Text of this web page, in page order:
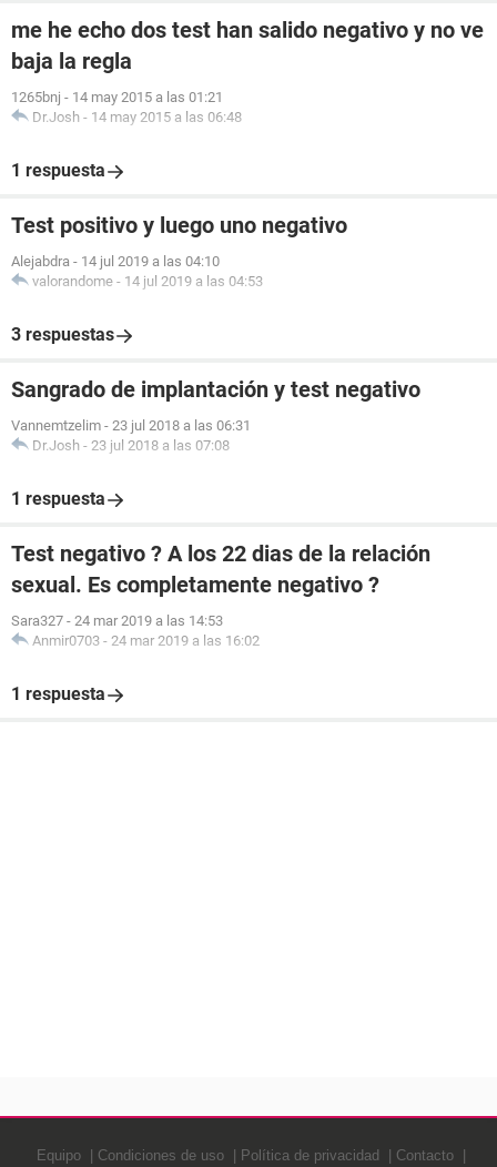
me he echo dos test han salido negativo y no ve
baja la regla
1265bnj - 14 may 2015 a las 01:21
Dr.Josh - 14 may 2015 a las 06:48
1 respuesta
Test positivo y luego uno negativo
Alejabdra - 14 jul 2019 a las 04:10
valorandome - 14 jul 2019 a las 04:53
3 respuestas
Sangrado de implantación y test negativo
Vannemtzelim - 23 jul 2018 a las 06:31
Dr.Josh - 23 jul 2018 a las 07:08
1 respuesta
Test negativo ? A los 22 dias de la relación
sexual. Es completamente negativo ?
Sara327 - 24 mar 2019 a las 14:53
Anmir0703 - 24 mar 2019 a las 16:02
1 respuesta
Equipo Condiciones de uso Política de privacidad Contacto